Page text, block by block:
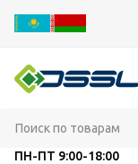
ПН-ПТ 9:00-18:00